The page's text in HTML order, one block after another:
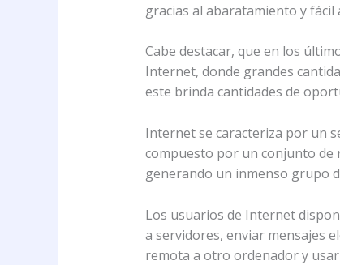
gracias al abaratamiento y fácil
Cabe destacar, que en los
Internet, donde grandes
este brinda cantidades de
Internet se caracteriza por un
compuesto por un conjunto de
generando un inmenso grupo
Los usuarios de Internet
a servidores, enviar mensajes
remota a otro ordenador y